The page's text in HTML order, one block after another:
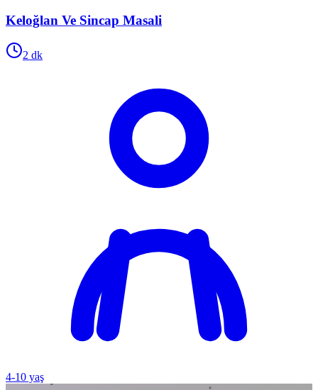
Keloğlan Ve Sincap Masali
2 dk
4-10 yaş